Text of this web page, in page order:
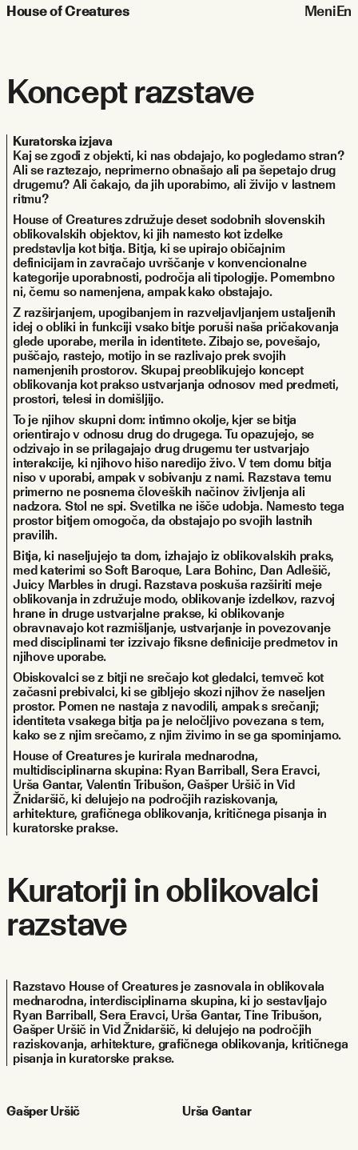
House of Creatures MeniEn
Koncept razstave
Kuratorska izjava
Kaj se zgodi z objekti, ki nas obdajajo, ko pogledamo stran?
Ali se raztezajo, neprimerno obnašajo ali pa šepetajo drug
drugemu? Ali čakajo, da jih uporabimo, ali živijo v lastnem
ritmu?
House of Creatures združuje deset sodobnih slovenskih
oblikovalskih objektov, ki jih namesto kot izdelke
predstavlja kot bitja. Bitja, ki se upirajo običajnim
definicijam in zavračajo uvrščanje v konvencionalne
kategorije uporabnosti, področja ali tipologije. Pomembno
ni, čemu so namenjena, ampak kako obstajajo.
Z razširjanjem, upogibanjem in razveljavljanjem ustaljenih
idej o obliki in funkciji vsako bitje poruši naša pričakovanja
glede uporabe, merila in identitete. Zibajo se, povešajo,
puščajo, rastejo, motijo in se razlivajo prek svojih
namenjenih prostorov. Skupaj preoblikujejo koncept
oblikovanja kot prakso ustvarjanja odnosov med predmeti,
prostori, telesi in domišljijo.
To je njihov skupni dom: intimno okolje, kjer se bitja
orientirajo v odnosu drug do drugega. Tu opazujejo, se
odzivajo in se prilagajajo drug drugemu ter ustvarjajo
interakcije, ki njihovo hišo naredijo živo. V tem domu bitja
niso v uporabi, ampak v sobivanju z nami. Razstava temu
primerno ne posnema človeških načinov življenja ali
nadzora. Stol ne spi. Svetilka ne išče udobja. Namesto tega
prostor bitjem omogoča, da obstajajo po svojih lastnih
pravilih.
Bitja, ki naseljujejo ta dom, izhajajo iz oblikovalskih praks,
med katerimi so Soft Baroque, Lara Bohinc, Dan Adlešič,
Juicy Marbles in drugi. Razstava poskuša razširiti meje
oblikovanja in združuje modo, oblikovanje izdelkov, razvoj
hrane in druge ustvarjalne prakse, ki oblikovanje
obravnavajo kot razmišljanje, ustvarjanje in povezovanje
med disciplinami ter izzivajo fiksne definicije predmetov in
njihove uporabe.
Obiskovalci se z bitji ne srečajo kot gledalci, temveč kot
začasni prebivalci, ki se gibljejo skozi njihov že naseljen
prostor. Pomen ne nastaja z navodili, ampak s srečanji;
identiteta vsakega bitja pa je neločljivo povezana s tem,
kako se z njim srečamo, z njim živimo in se ga spominjamo.
House of Creatures je kurirala mednarodna,
multidisciplinarna skupina: Ryan Barriball, Sera Eravci,
Urša Gantar, Valentin Tribušon, Gašper Uršič in Vid
Žnidaršič, ki delujejo na področjih raziskovanja,
arhitekture, grafičnega oblikovanja, kritičnega pisanja in
kuratorske prakse.
Razstavo House of Creatures je zasnovala in oblikovala
mednarodna, interdisciplinarna skupina, ki jo sestavljajo
Ryan Barriball, Sera Eravci, Urša Gantar, Tine Tribušon,
Gašper Uršič in Vid Žnidaršič, ki delujejo na področjih
raziskovanja, arhitekture, grafičnega oblikovanja, kritičnega
pisanja in kuratorske prakse.
Kuratorji in oblikovalci
razstave
Urša Gantar
Gašper Uršič